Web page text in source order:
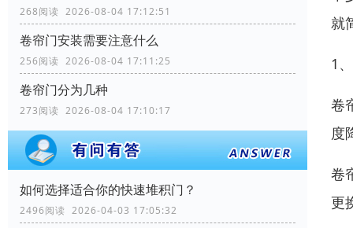
268阅读 2026-08-04 17:12:51
卷帘门安装需要注意什么
256阅读 2026-08-04 17:11:25
卷帘门分为几种
273阅读 2026-08-04 17:10:17
如何选择适合你的快速堆积门？
2496阅读 2026-04-03 17:05:32
就
1
卷
度
卷
更